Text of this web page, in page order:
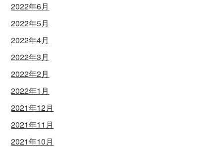
2022年6月
2022年5月
2022年4月
2022年3月
2022年2月
2022年1月
2021年12月
2021年11月
2021年10月